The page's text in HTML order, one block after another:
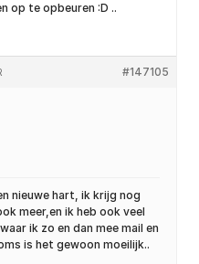
op te opbeuren :D ..
#147105
nieuwe hart, ik krijg nog
meer,en ik heb ook veel
ik zo en dan mee mail en
is het gewoon moeilijk..